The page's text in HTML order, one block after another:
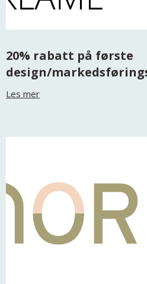
20% rabatt på første
design/
Les mer